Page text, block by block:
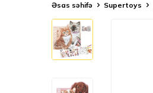
Əsas səhifə Supertoys